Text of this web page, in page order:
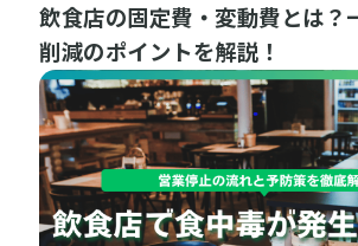
飲食店の固定費・変動費とは？
削減のポイントを解説！